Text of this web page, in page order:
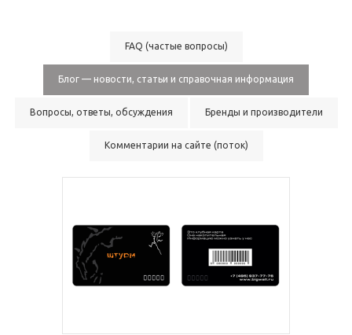
FAQ (частые вопросы)
Блог — новости, статьи и справочная информация
Вопросы, ответы, обсуждения Бренды и производители
Комментарии на сайте (поток)